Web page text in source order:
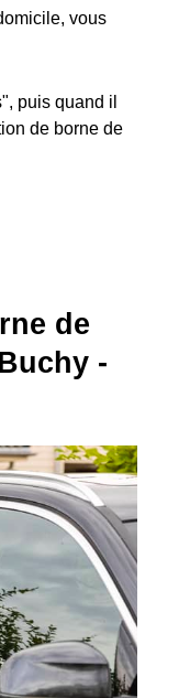
vous
puis quand il
de borne de
de
-